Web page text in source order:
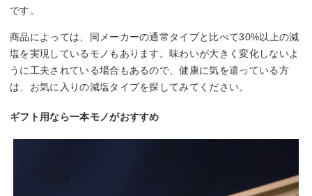
です。
商品によっては、同メーカーの通常タイプと比べて30%以上の減
塩を実現しているモノもあります。味わいが大きく変化しないよ
うに工夫されている場合もあるので、健康に気を遣っている方
は、お気に入りの減塩タイプを探してみてください。
ギフト用なら一本モノがおすすめ